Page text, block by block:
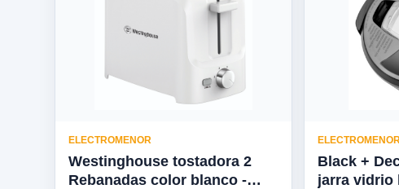
ELECTROMENOR
Westinghouse tostadora 2
Rebanadas color blanco -
Black +
jarra vidrio